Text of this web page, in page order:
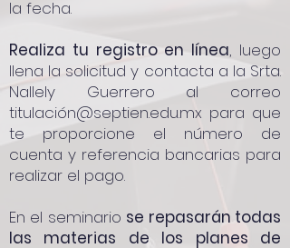
la fecha.
Realiza tu registro en línea, luego
llena la solicitud y contacta a la Srta.
Nallely Guerrero al correo
titulación@septien.edu.mx para que
te proporcione el número de
cuenta y referencia bancarias para
realizar el pago.
En el seminario se repasarán todas
las materias de los planes de